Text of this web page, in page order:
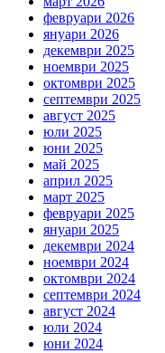
февруари 2026
януари 2026
декември 2025
ноември 2025
октомври 2025
септември 2025
август 2025
юли 2025
юни 2025
май 2025
април 2025
март 2025
февруари 2025
януари 2025
декември 2024
ноември 2024
октомври 2024
септември 2024
август 2024
юли 2024
юни 2024